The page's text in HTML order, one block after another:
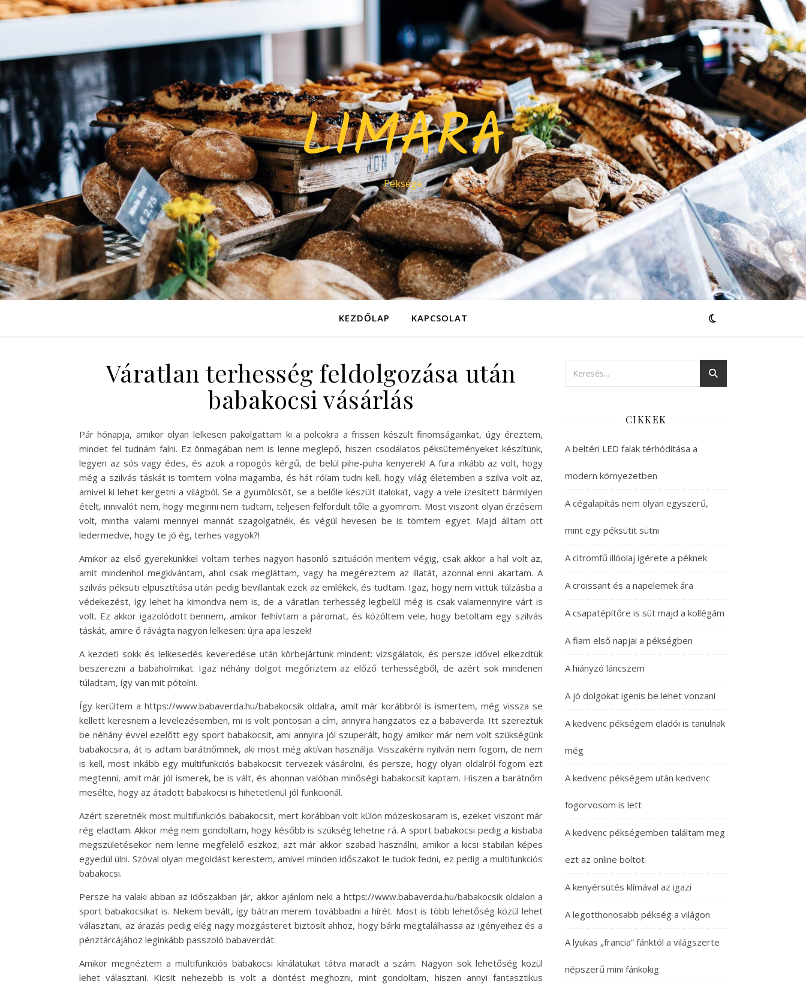
LIMARA
Péksége
KEZDŐLAP KAPCSOLAT
Váratlan terhesség feldolgozása után
babakocsi vásárlás
Pár hónapja, amikor olyan lelkesen pakolgattam ki a polcokra a frissen készült finomságainkat, úgy éreztem,
mindet fel tudnám falni. Ez önmagában nem is lenne meglepő, hiszen csodálatos péksüteményeket készítünk,
legyen az sós vagy édes, és azok a ropogós kérgű, de belül pihe-puha kenyerek! A fura inkább az volt, hogy
még a szilvás táskát is tömtem volna magamba, és hát rólam tudni kell, hogy világ életemben a szilva volt az,
amivel ki lehet kergetni a világból. Se a gyümölcsöt, se a belőle készült italokat, vagy a vele ízesített bármilyen
ételt, innivalót nem, hogy meginni nem tudtam, teljesen felfordult tőle a gyomrom. Most viszont olyan érzésem
volt, mintha valami mennyei mannát szagolgatnék, és végül hevesen be is tömtem egyet. Majd álltam ott
ledermedve, hogy te jó ég, terhes vagyok?!
Amikor az első gyerekünkkel voltam terhes nagyon hasonló szituáción mentem végig, csak akkor a hal volt az,
amit mindenhol megkívántam, ahol csak megláttam, vagy ha megéreztem az illatát, azonnal enni akartam. A
szilvás péksüti elpusztítása után pedig bevillantak ezek az emlékek, és tudtam. Igaz, hogy nem vittük túlzásba a
védekezést, így lehet ha kimondva nem is, de a váratlan terhesség legbelül még is csak valamennyire várt is
volt. Ez akkor igazolódott bennem, amikor felhívtam a páromat, és közöltem vele, hogy betoltam egy szilvás
táskát, amire ő rávágta nagyon lelkesen: újra apa leszek!
A kezdeti sokk és lelkesedés keveredése után körbejártunk mindent: vizsgálatok, és persze idővel elkezdtük
beszerezni a babaholmikat. Igaz néhány dolgot megőriztem az előző terhességből, de azért sok mindenen
túladtam, így van mit pótolni.
Így kerültem a https://www.babaverda.hu/babakocsik oldalra, amit már korábbról is ismertem, még vissza se
kellett keresnem a levelezésemben, mi is volt pontosan a cím, annyira hangzatos ez a babaverda. Itt szereztük
be néhány évvel ezelőtt egy sport babakocsit, ami annyira jól szuperált, hogy amikor már nem volt szükségünk
babakocsira, át is adtam barátnőmnek, aki most még aktívan használja. Visszakérni nyilván nem fogom, de nem
is kell, most inkább egy multifunkciós babakocsit tervezek vásárolni, és persze, hogy olyan oldalról fogom ezt
megtenni, amit már jól ismerek, be is vált, és ahonnan valóban minőségi babakocsit kaptam. Hiszen a barátnőm
mesélte, hogy az átadott babakocsi is hihetetlenül jól funkcionál.
Azért szeretnék most multifunkciós babakocsit, mert korábban volt külön mózeskosaram is, ezeket viszont már
rég eladtam. Akkor még nem gondoltam, hogy később is szükség lehetne rá. A sport babakocsi pedig a kisbaba
megszületésekor nem lenne megfelelő eszköz, azt már akkor szabad használni, amikor a kicsi stabilan képes
egyedül ülni. Szóval olyan megoldást kerestem, amivel minden időszakot le tudok fedni, ez pedig a multifunkciós
babakocsi.
Persze ha valaki abban az időszakban jár, akkor ajánlom neki a https://www.babaverda.hu/babakocsik oldalon a
sport babakocsikat is. Nekem bevált, így bátran merem továbbadni a hírét. Most is több lehetőség közül lehet
választani, az árazás pedig elég nagy mozgásteret biztosít ahhoz, hogy bárki megtalálhassa az igényeihez és a
pénztárcájához leginkább passzoló babaverdát.
Amikor megnéztem a multifunkciós babakocsi kínálatukat tátva maradt a szám. Nagyon sok lehetőség közül
lehet választani. Kicsit nehezebb is volt a döntést meghozni, mint gondoltam, hiszen annyi fantasztikus
CIKKEK
A beltéri LED falak térhódítása a
modern környezetben
A cégalapítás nem olyan egyszerű,
mint egy péksütit sütni
A citromfű illóolaj ígérete a péknek
A croissant és a napelemek ára
A csapatépítőre is süt majd a kollégám
A fiam első napjai a pékségben
A hiányzó láncszem
A jó dolgokat igenis be lehet vonzani
A kedvenc pékségem eladói is tanulnak
még
A kedvenc pékségem után kedvenc
fogorvosom is lett
A kedvenc pékségemben találtam meg
ezt az online boltot
A kenyérsütés klímával az igazi
A legotthonosabb pékség a világon
A lyukas „francia” fánktól a világszerte
népszerű mini fánkokig